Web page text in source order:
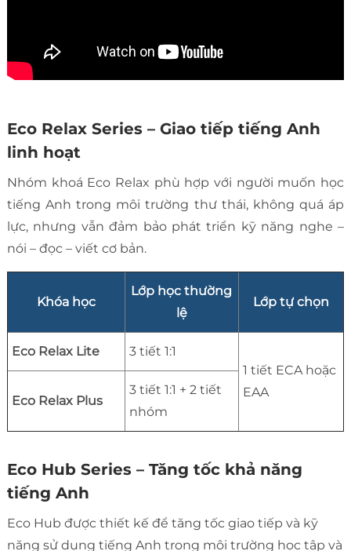
Eco Relax Series – Giao tiếp tiếng Anh
linh hoạt
Nhóm khoá Eco Relax phù hợp với người muốn học
tiếng Anh trong môi trường thư thái, không quá áp
lực, nhưng vẫn đảm bảo phát triển kỹ năng nghe –
nói – đọc – viết cơ bản.
Khóa học
Lớp học thường
lệ
Lớp tự chọn
Eco Relax Lite
3 tiết 1:1
1 tiết ECA hoặc
EAA
Eco Relax Plus
3 tiết 1:1 + 2 tiết
nhóm
Eco Hub Series – Tăng tốc khả năng
tiếng Anh
Eco Hub được thiết kế để tăng tốc giao tiếp và kỹ
năng sử dụng tiếng Anh trong môi trường học tập và